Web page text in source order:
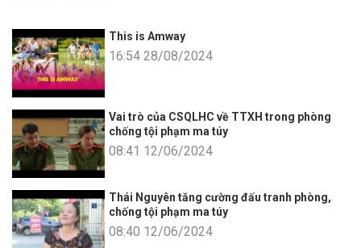
This is Amway
16:54 28/08/2024
Vai trò của CSQLHC về TTXH trong phòng
chống tội phạm ma túy
08:41 12/06/2024
Thái Nguyên tăng cường đấu tranh phòng,
chống tội phạm ma túy
08:40 12/06/2024